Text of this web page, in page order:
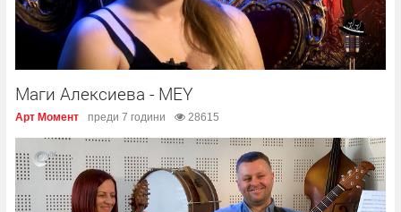
Маги Алексиева - MEY
Арт Момент преди 7 години 28615